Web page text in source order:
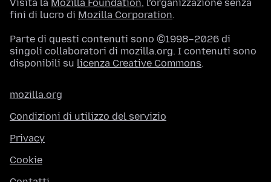
Visita la Mozilla Foundation, l’organizzazione senza
fini di lucro di Mozilla Corporation.
Parte di questi contenuti sono ©1998–2026 di
singoli collaboratori di mozilla.org. I contenuti sono
disponibili su licenza Creative Commons.
mozilla.org
Condizioni di utilizzo del servizio
Privacy
Cookie